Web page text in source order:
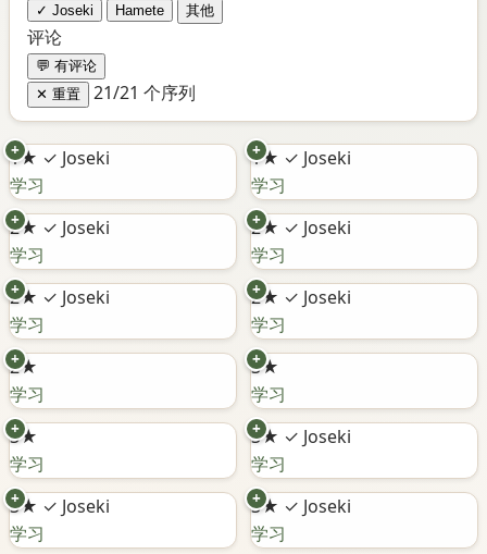
✓ Joseki Hamete 其他
评论
💬 有评论
✕ 重置
21/21 个序列
1★ ✓ Joseki
+
学习
1★ ✓ Joseki
+
学习
2★ ✓ Joseki
+
学习
2★ ✓ Joseki
+
学习
2★ ✓ Joseki
+
学习
2★ ✓ Joseki
+
学习
2★
+
学习
3★
+
学习
3★
+
学习
3★ ✓ Joseki
+
学习
3★ ✓ Joseki
+
学习
3★ ✓ Joseki
+
学习